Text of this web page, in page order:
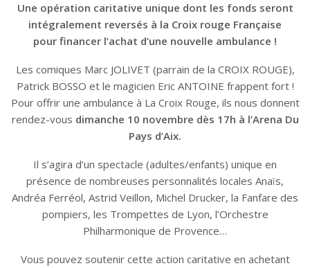
Une opération caritative unique dont les fonds seront
intégralement reversés à la Croix rouge Française
pour financer l’achat d’une nouvelle ambulance !
Les comiques Marc JOLIVET (parrain de la CROIX ROUGE),
Patrick BOSSO et le magicien Eric ANTOINE frappent fort !
Pour offrir une ambulance à La Croix Rouge, ils nous donnent
rendez-vous dimanche 10 novembre dès 17h à l’Arena Du
Pays d’Aix.
Il s’agira d’un spectacle (adultes/enfants) unique en
présence de nombreuses personnalités locales Anaïs,
Andréa Ferréol, Astrid Veillon, Michel Drucker, la Fanfare des
pompiers, les Trompettes de Lyon, l’Orchestre
Philharmonique de Provence…
Vous pouvez soutenir cette action caritative en achetant